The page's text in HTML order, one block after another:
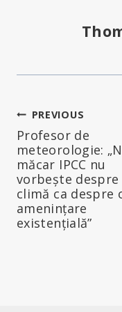
Navigare
în
articole
PREVIOUS
Profesor de
meteorologie:
măcar IPCC nu
vorbește despre
climă ca despre
amenințare
existențială”